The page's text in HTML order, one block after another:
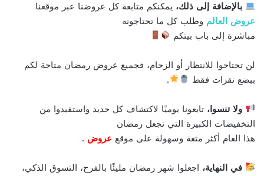
بالإضافة إلى ذلك، يمكنكم متابعة كل عروضنا عبر موقعنا
عروض العالم وطلب كل ما تحتاجونه
مباشرة إلى باب بيتكم
لن تحتاجوا للانتظار أو الزحام، فجميع عروض رمضان متاحة لكم
ببضع نقرات فقط
.
ولا تنسوا، تابعونا يوميًا لاكتشاف كل جديد واستفيدوا من
التخفيضات الكبيرة التي تجعل رمضان
هذا العام أكثر متعة وسهولة على موقع عروض .
في النهاية، اجعلوا شهر رمضان مليئًا بالفرح، التسوق الذكي،